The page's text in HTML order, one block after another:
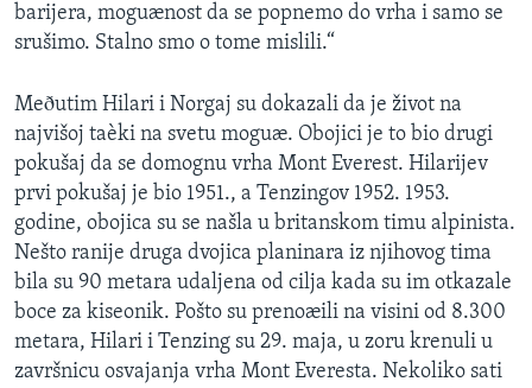
barijera, moguænost da se popnemo do vrha i samo se
srušimo. Stalno smo o tome mislili.“
Meðutim Hilari i Norgaj su dokazali da je život na
najvišoj taèki na svetu moguæ. Obojici je to bio drugi
pokušaj da se domognu vrha Mont Everest. Hilarijev
prvi pokušaj je bio 1951., a Tenzingov 1952. 1953.
godine, obojica su se našla u britanskom timu alpinista.
Nešto ranije druga dvojica planinara iz njihovog tima
bila su 90 metara udaljena od cilja kada su im otkazale
boce za kiseonik. Pošto su prenoæili na visini od 8.300
metara, Hilari i Tenzing su 29. maja, u zoru krenuli u
završnicu osvajanja vrha Mont Everesta. Nekoliko sati